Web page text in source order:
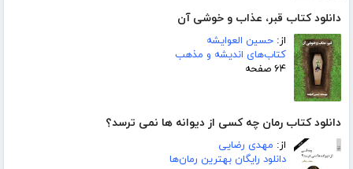
دانلود کتاب قبر، عذاب و خوشی آن
از: حسین العوایشه
کتاب‌های اندیشه و مذهب
۶۴ صفحه
دانلود کتاب رمان چه کسی از دیوانه ها نمی ترسد؟
از: مهدی رضایی
دانلود رایگان بهترین رمان‌ها